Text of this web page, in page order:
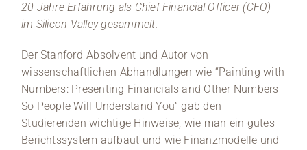
20 Jahre Erfahrung als Chief Financial Officer (CFO)
im Silicon Valley gesammelt.
Der Stanford-Absolvent und Autor von
wissenschaftlichen Abhandlungen wie “Painting with
Numbers: Presenting Financials and Other Numbers
So People Will Understand You“ gab den
Studierenden wichtige Hinweise, wie man ein gutes
Berichtssystem aufbaut und wie Finanzmodelle und